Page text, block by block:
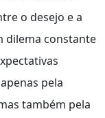
o desejo e a
dilema constante
pela
também pela